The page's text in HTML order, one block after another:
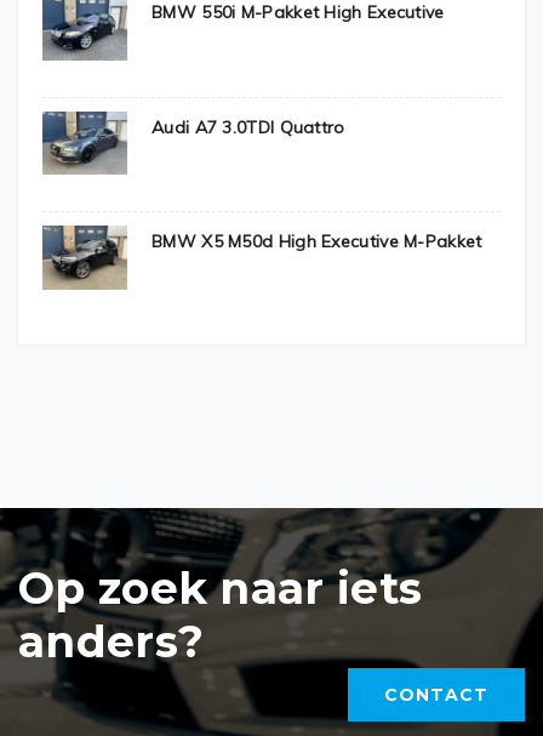
BMW 550i M-Pakket High Executive
Audi A7 3.0TDI Quattro
BMW X5 M50d High Executive M-Pakket
Op zoek naar iets
anders?
CONTACT